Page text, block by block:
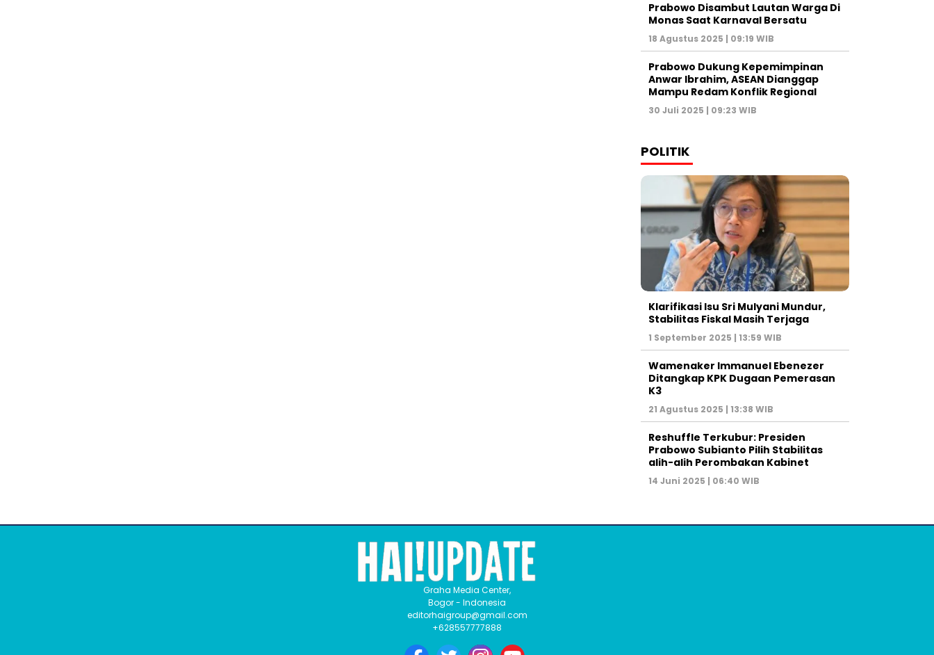
Prabowo Disambut Lautan Warga Di
Monas Saat Karnaval Bersatu
18 Agustus 2025 | 09:19 WIB
Prabowo Dukung Kepemimpinan
Anwar Ibrahim, ASEAN Dianggap
Mampu Redam Konflik Regional
30 Juli 2025 | 09:23 WIB
POLITIK
Klarifikasi Isu Sri Mulyani Mundur,
Stabilitas Fiskal Masih Terjaga
1 September 2025 | 13:59 WIB
Wamenaker Immanuel Ebenezer
Ditangkap KPK Dugaan Pemerasan
K3
21 Agustus 2025 | 13:38 WIB
Reshuffle Terkubur: Presiden
Prabowo Subianto Pilih Stabilitas
alih-alih Perombakan Kabinet
14 Juni 2025 | 06:40 WIB
Graha Media Center,
Bogor - Indonesia
editorhaigroup@gmail.com
+628557777888